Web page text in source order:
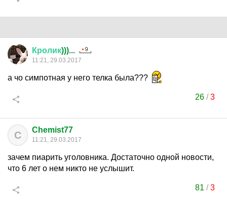
Кролик)))...
11:21, 29.03.2017
а чо симпотная у него телка была???
26 /3
C Chemist77
11:21, 29.03.2017
зачем пиарить уголовника. Достаточно одной новости,
что 6 лет о нем никто не услышит.
81 /3